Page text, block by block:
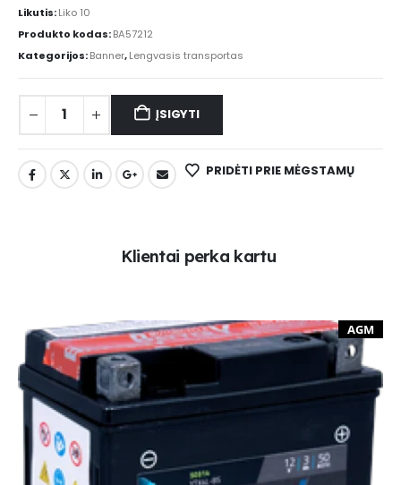
Likutis:Liko 10
Produkto kodas:BA57212
Kategorijos:Banner,Lengvasis transportas
ĮSIGYTI
PRIDĖTI PRIE MĖGSTAMŲ
Klientai perka kartu
AGM